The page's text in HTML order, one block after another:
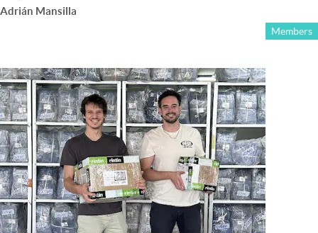
Adrián Mansilla
Members